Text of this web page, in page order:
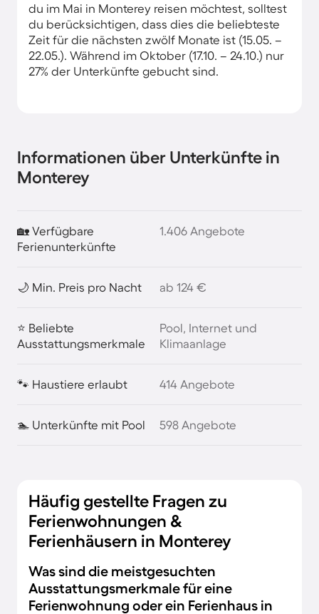
du im Mai in Monterey reisen möchtest, solltest
du berücksichtigen, dass dies die beliebteste
Zeit für die nächsten zwölf Monate ist (15.05. –
22.05.). Während im Oktober (17.10. – 24.10.) nur
27% der Unterkünfte gebucht sind.
Informationen über Unterkünfte in
Monterey
🏡 Verfügbare
Ferienunterkünfte
1.406 Angebote
🌙 Min. Preis pro Nacht ab 124 €
⭐ Beliebte
Ausstattungsmerkmale
Pool, Internet und
Klimaanlage
🐾 Haustiere erlaubt 414 Angebote
🏊 Unterkünfte mit Pool 598 Angebote
Häufig gestellte Fragen zu
Ferienwohnungen &
Ferienhäusern in Monterey
Was sind die meistgesuchten
Ausstattungsmerkmale für eine
Ferienwohnung oder ein Ferienhaus in